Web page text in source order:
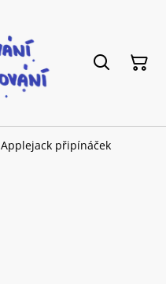
Applejack připínáček